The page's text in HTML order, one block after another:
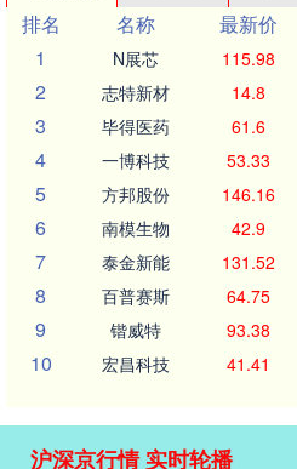
排名
名称 最新价
1
N展芯 115.98
2 志特新材 14.8
3 毕得医药 61.6
4 一博科技 53.33
5 方邦股份 146.16
6 南模生物 42.9
7 泰金新能 131.52
8 百普赛斯 64.75
9 锴威特 93.38
10 宏昌科技 41.41
沪深京行情 实时轮播